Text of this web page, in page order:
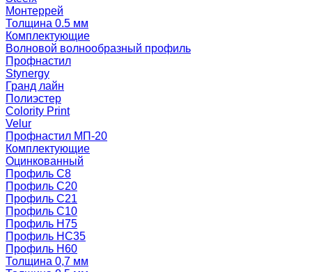
Монтеррей
Толщина 0.5 мм
Комплектующие
Волновой волнообразный профиль
Профнастил
Stynergy
Гранд лайн
Полиэстер
Colority Print
Velur
Профнастил МП-20
Комплектующие
Оцинкованный
Профиль С8
Профиль С20
Профиль С21
Профиль С10
Профиль Н75
Профиль НС35
Профиль Н60
Толщина 0,7 мм